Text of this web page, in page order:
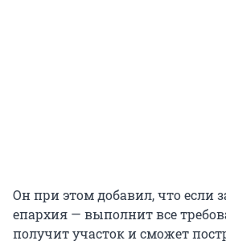
Он при этом добавил, что если
епархия — выполнит все
получит участок и сможет